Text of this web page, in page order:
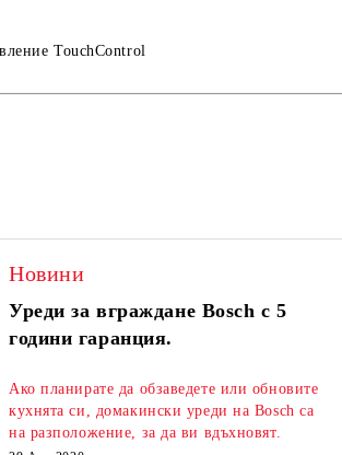
TouchControl
Новини
Уреди за вграждане Bosch с 5
години гаранция.
Ако планирате да обзаведете или обновите
кухнята си, домакински уреди на Bosch са
на разположение, за да ви вдъхновят.